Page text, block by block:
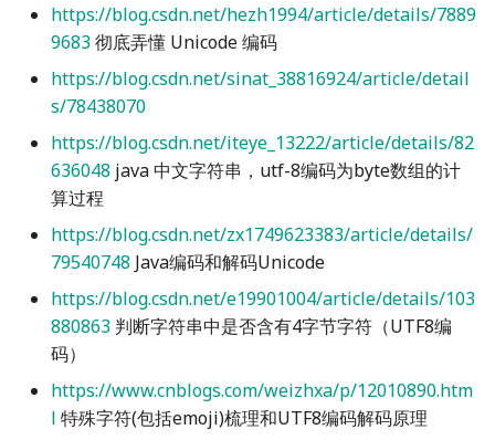
https://blog.csdn.net/hezh1994/article/details/7889
9683彻底弄懂 Unicode 编码
https://blog.csdn.net/sinat_38816924/article/detail
s/78438070
https://blog.csdn.net/iteye_13222/article/details/82
636048 java 中文字符串，utf-8编码为byte数组的计
算过程
https://blog.csdn.net/zx1749623383/article/details/
79540748 Java编码和解码Unicode
https://blog.csdn.net/e19901004/article/details/103
880863 判断字符串中是否含有4字节字符（UTF8编
码）
https://www.cnblogs.com/weizhxa/p/12010890.htm
l 特殊字符(包括emoji)梳理和UTF8编码解码原理